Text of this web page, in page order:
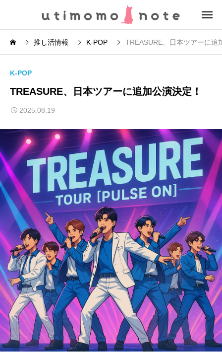
推し活情報 K-POP TREASURE、日本ツアーに追
K-POP
TREASURE、日本ツアーに追加公演決定！
2025.08.19